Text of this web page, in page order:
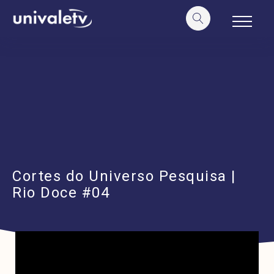
conteúdo
Cortes do Universo Pesquisa |
Rio Doce #04